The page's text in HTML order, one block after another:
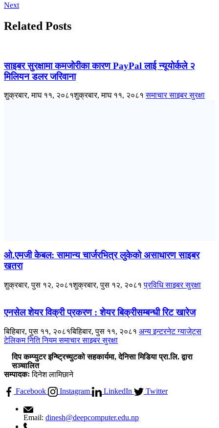
Next
Related Posts
साइबर सुरक्षामा कमजोरीका कारण PayPal लाई न्यूयोर्कले २
मिलियन डलर जरिवाना
शुक्रबार, माघ ११, २०८१शुक्रबार, माघ ११, २०८१ समाचारसाइबर सुरक्षा
ओ.एमजी केबल: सामान्य चार्जरभित्र लुकेको असाधारण साइबर
खतरा
शुक्रबार, पुस १२, २०८१शुक्रबार, पुस १२, २०८१ प्रविधिसाइबर सुरक्षा
एनसेल शेयर विक्री प्रकरण : शेयर बिक्रीसम्बन्धी रिट खारेज
बिहिबार, पुस ११, २०८१बिहिबार, पुस ११, २०८१ अन्यइन्टरनेटग्याजेट्स
टेलिकमनिति नियमसमाचारसाइबर सुरक्षा
दिप कम्प्युटर इन्ष्ट्रिच्युटको सहकार्यमा, देनिसा मिडिया प्रा.लि. द्वारा
सञ्चालित
सम्पादकःदिनेश लामिछाने
Facebook
Instagram LinkedIn Twitter
Email: dinesh@deepcomputer.edu.np